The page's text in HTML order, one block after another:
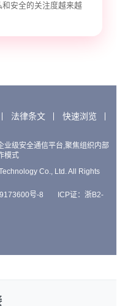
安全的关注度越来越
法律条文
快速浏览
业级安全通信平台,聚焦组织内部
模式
Co., Ltd. All Rights
号-8
ICP证：浙B2-